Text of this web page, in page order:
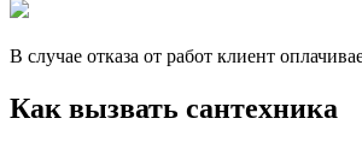
В случае отказа от работ клиент
Как вызвать сантехника